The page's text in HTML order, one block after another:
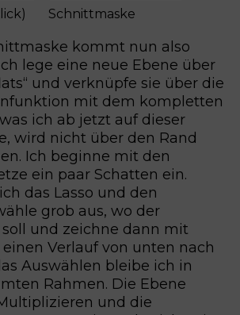
Schnittmaske
kommt nun also
lege eine neue Ebene über
und verknüpfe sie über die
mit dem kompletten
ich ab jetzt auf dieser
wird nicht über den Rand
Ich beginne mit den
ein paar Schatten ein.
das Lasso und den
grob aus, wo der
und zeichne dann mit
Verlauf von unten nach
Auswählen bleibe ich in
Rahmen. Die Ebene
und die